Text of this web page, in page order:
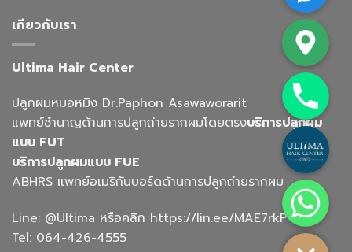
เกียวกับเรา
Ultima Hair Center
ปลูกผมหมอหมิง Dr.Paphon Asawaworarit
แพทย์ชำนาญด้านการปลูกถ่ายรากผมโดยตรงบริการปลูกผม
แบบ FUT
บริการปลูกผมแบบ FUE
ABHRS แพทย์อเมริกันบอร์ดด้านการปลูกถ่ายรากผม
Line: @Ultima หรือคลิก https://lin.ee/MAE7rkP
Tel: 064-426-4555
Google Map
Phone
Custom Link
Whatsapp